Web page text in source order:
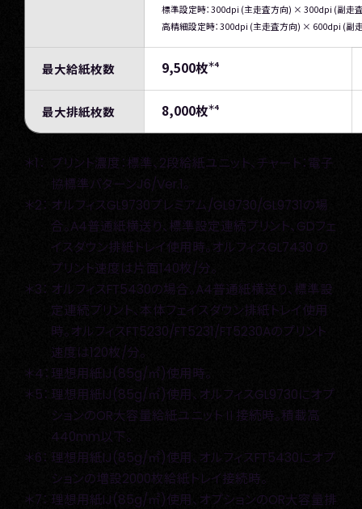
標準設定時：300dpi (主走査方向) × 300dpi (副走
高精細設定時：300dpi (主走査方向) × 600dpi (副
最大給紙枚数 9,500枚＊4
最大排紙枚数 8,000枚＊4
＊1： プリント濃度：標準、2段給紙ユニット、チャート：電子
協標準パターンJ6/Ver.1。
＊2： オルフィスGL9730プレミアム/GL9730/GL9731の場
合。A4普通紙横送り、標準設定連続プリント、GDフェ
イスダウン排紙トレイ使用時。オルフィスGL7430 の
プリント速度は片面140枚/分。
＊3： オルフィスFT5430の場合。A4普通紙横送り、標準設
定連続プリント、本体フェイスダウン排紙トレイ使用
時。オルフィスFT5230/FT5231/FT5230Aのプリント
速度は120枚/分。
＊4： 理想用紙IJ(85g/㎡)使用時。
＊5： 理想用紙IJ(85g/㎡)使用、オルフィスGL9730にオプ
ションのOR大容量給紙ユニットⅡ接続時。積載高
440mm以下。
＊6： 理想用紙IJ(85g/㎡)使用、オルフィスFT5430にオプ
ションの増設2000枚給紙トレイ接続時。
＊7： 理想用紙IJ(85g/㎡)使用、オプションのOR大容量排